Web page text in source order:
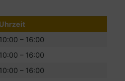
Uhrzeit
10:00 – 16:00
10:00 – 16:00
10:00 – 16:00